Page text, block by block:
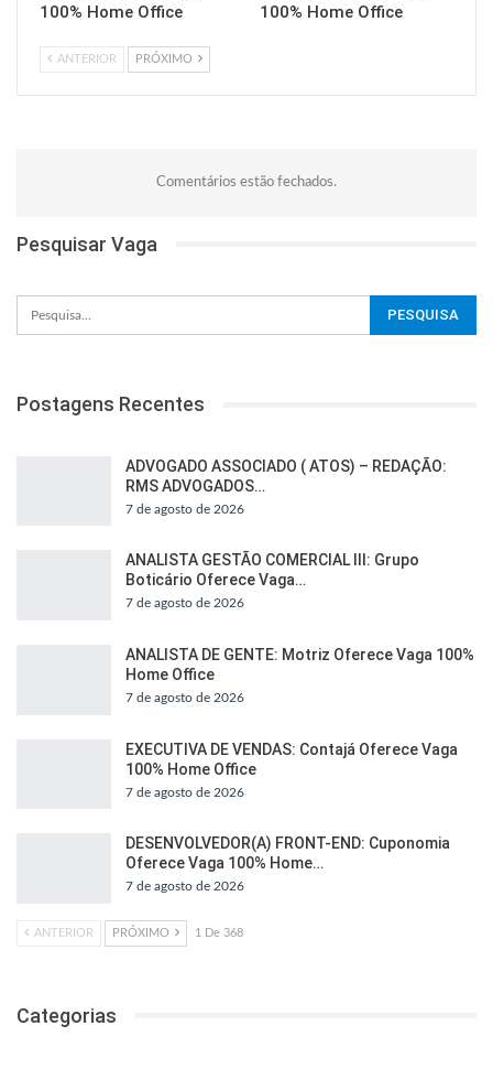
100% Home Office
100% Home Office
ANTERIOR PRÓXIMO
Comentários estão fechados.
Pesquisar Vaga
Postagens Recentes
ADVOGADO ASSOCIADO ( ATOS) – REDAÇÃO:
RMS ADVOGADOS…
7 de agosto de 2026
ANALISTA GESTÃO COMERCIAL III: Grupo
Boticário Oferece Vaga…
7 de agosto de 2026
ANALISTA DE GENTE: Motriz Oferece Vaga 100%
Home Office
7 de agosto de 2026
EXECUTIVA DE VENDAS: Contajá Oferece Vaga
100% Home Office
7 de agosto de 2026
DESENVOLVEDOR(A) FRONT-END: Cuponomia
Oferece Vaga 100% Home…
7 de agosto de 2026
ANTERIOR PRÓXIMO 1 De 368
Categorias